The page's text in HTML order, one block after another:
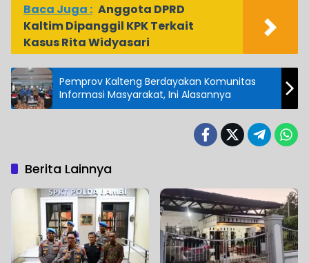
Baca Juga : Anggota DPRD
Kaltim Dipanggil KPK Terkait
Kasus Rita Widyasari
Pemprov Kalteng Berdayakan Komunitas
Informasi Masyarakat, Ini Alasannya
Berita Lainnya